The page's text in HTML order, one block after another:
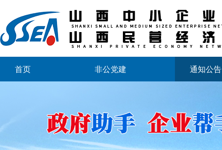
首页 非公党建 通知公告